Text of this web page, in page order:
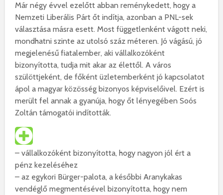
Már négy évvel ezelőtt abban reménykedett, hogy a
Nemzeti Liberális Párt őt indítja, azonban a PNL-sek
választása másra esett. Most függetlenként vágott neki,
mondhatni szinte az utolsó száz méteren. Jó vágású, jó
megjelenésű fiatalember, aki vállalkozóként
bizonyította, tudja mit akar az élettől. A város
szülöttjeként, de főként üzletemberként jó kapcsolatot
ápol a magyar közösség bizonyos képviselőivel. Ezért is
merült fel annak a gyanúja, hogy őt lényegében Soós
Zoltán támogatói indították.
– vállalkozóként bizonyította, hogy nagyon jól ért a
pénz kezeléséhez
– az egykori Bürger-palota, a későbbi Aranykakas
vendéglő megmentésével bizonyította, hogy nem